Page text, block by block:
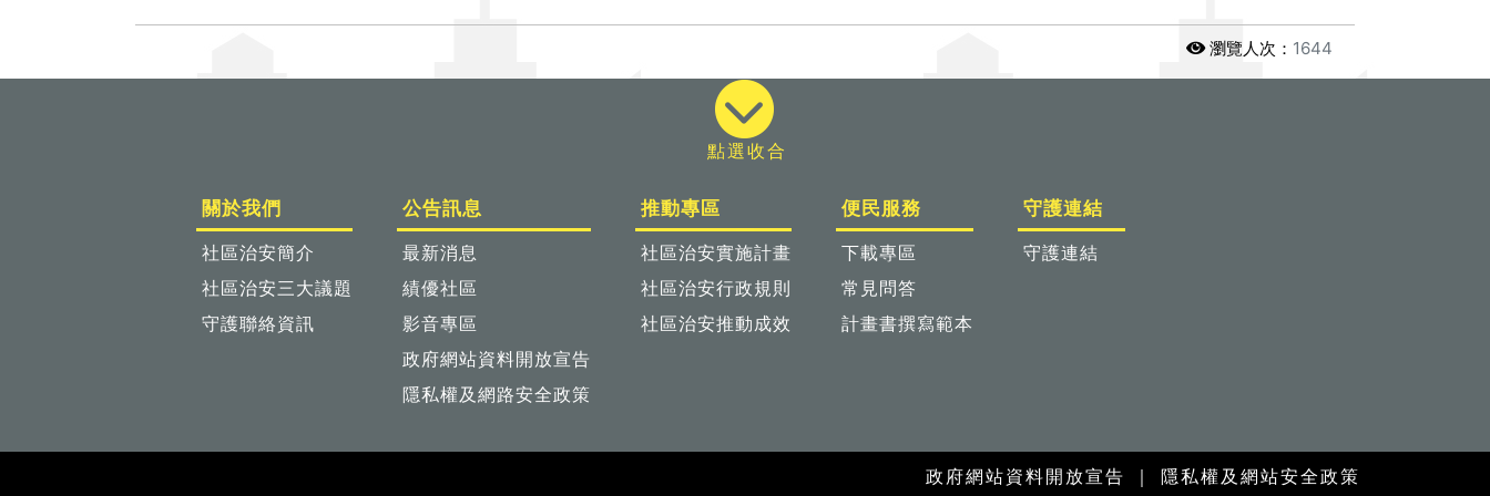
瀏覽人次： 1644
關於我們
社區治安簡介
社區治安三大議題
守護聯絡資訊
公告訊息
最新消息
績優社區
影音專區
政府網站資料開放宣告
隱私權及網路安全政策
推動專區
社區治安實施計畫
社區治安行政規則
社區治安推動成效
便民服務
下載專區
常見問答
計畫書撰寫範本
守護連結
守護連結
政府網站資料開放宣告 ｜ 隱私權及網站安全政策